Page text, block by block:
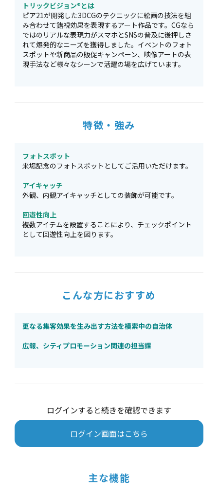
トリックビジョン®とは
ピア21が開発した3DCGのテクニックに絵画の技法を組
み合わせて錯視効果を表現するアート作品です。CGなら
ではのリアルな表現力がスマホとSNSの普及に後押しさ
れて爆発的なニーズを獲得しました。イベントのフォト
スポットや新商品の販促キャンペーン、映像アートの表
現手法など様々なシーンで活躍の場を広げています。
特徴・強み
フォトスポット
来場記念のフォトスポットとしてご活用いただけます。
アイキャッチ
外観、内観アイキャッチとしての装飾が可能です。
回遊性向上
複数アイテムを設置することにより、チェックポイント
として回遊性向上を図ります。
こんな方におすすめ
更なる集客効果を生み出す方法を模索中の自治体
広報、シティプロモーション関連の担当課
ログインすると続きを確認できます
ログイン画面はこちら
主な機能